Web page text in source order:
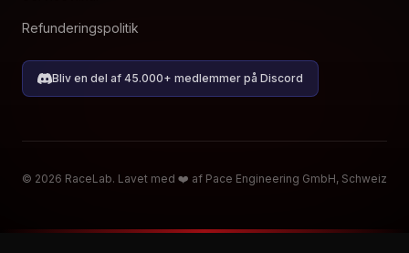
Refunderingspolitik
Bliv en del af 45.000+ medlemmer på Discord
© 2026 RaceLab. Lavet med ❤️ af Pace Engineering GmbH, Schweiz